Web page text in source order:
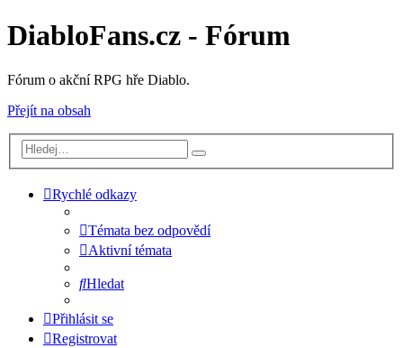
DiabloFans.cz - Fórum
Fórum o akční RPG hře Diablo.
Přejít na obsah
Rychlé odkazy
Témata bez odpovědí
Aktivní témata
Hledat
Přihlásit se
Registrovat